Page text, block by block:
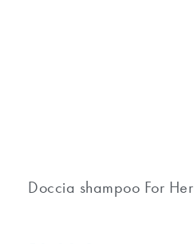
Doccia shampoo For Her